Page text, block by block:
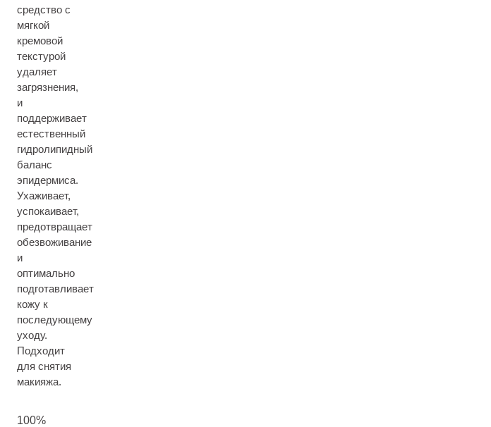
средство с
мягкой
кремовой
текстурой
удаляет
загрязнения,
и
поддерживает
естественный
гидролипидный
баланс
эпидермиса.
Ухаживает,
успокаивает,
предотвращает
обезвоживание
и
оптимально
подготавливает
кожу к
последующему
уходу.
Подходит
для снятия
макияжа.
100%